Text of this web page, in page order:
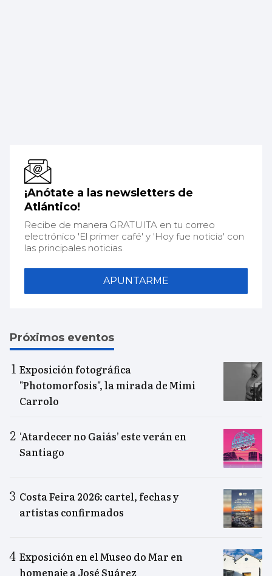
¡Anótate a las newsletters de
Atlántico!
Recibe de manera GRATUITA en tu correo
electrónico 'El primer café' y 'Hoy fue noticia' con
las principales noticias.
APUNTARME
Próximos eventos
Exposición fotográfica
"Photomorfosis", la mirada de Mimi
Carrolo
‘Atardecer no Gaiás’ este verán en
Santiago
Costa Feira 2026: cartel, fechas y
artistas confirmados
Exposición en el Museo do Mar en
homenaje a José Suárez